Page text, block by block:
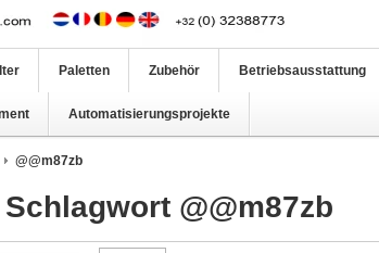
Paletten Zubehör Betriebsausstattung
Automatisierungsprojekte
@@m87zb
@@m87zb